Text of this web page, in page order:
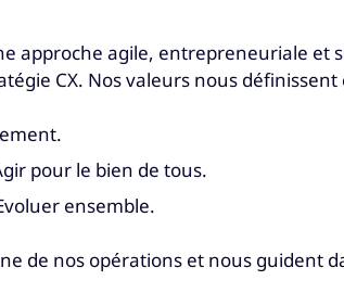
approche agile, entrepreneuriale
CX. Nos valeurs nous
pour le bien de tous.
ensemble.
de nos opérations et nous